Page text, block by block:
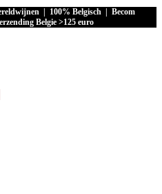
| 100% Belgisch | Becom
Belgie >125 euro